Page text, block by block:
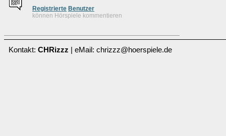
Registrierte Benutzer
können Hörspiele kommentieren
Kontakt: CHRizzz | eMail: chrizzz@hoerspiele.de